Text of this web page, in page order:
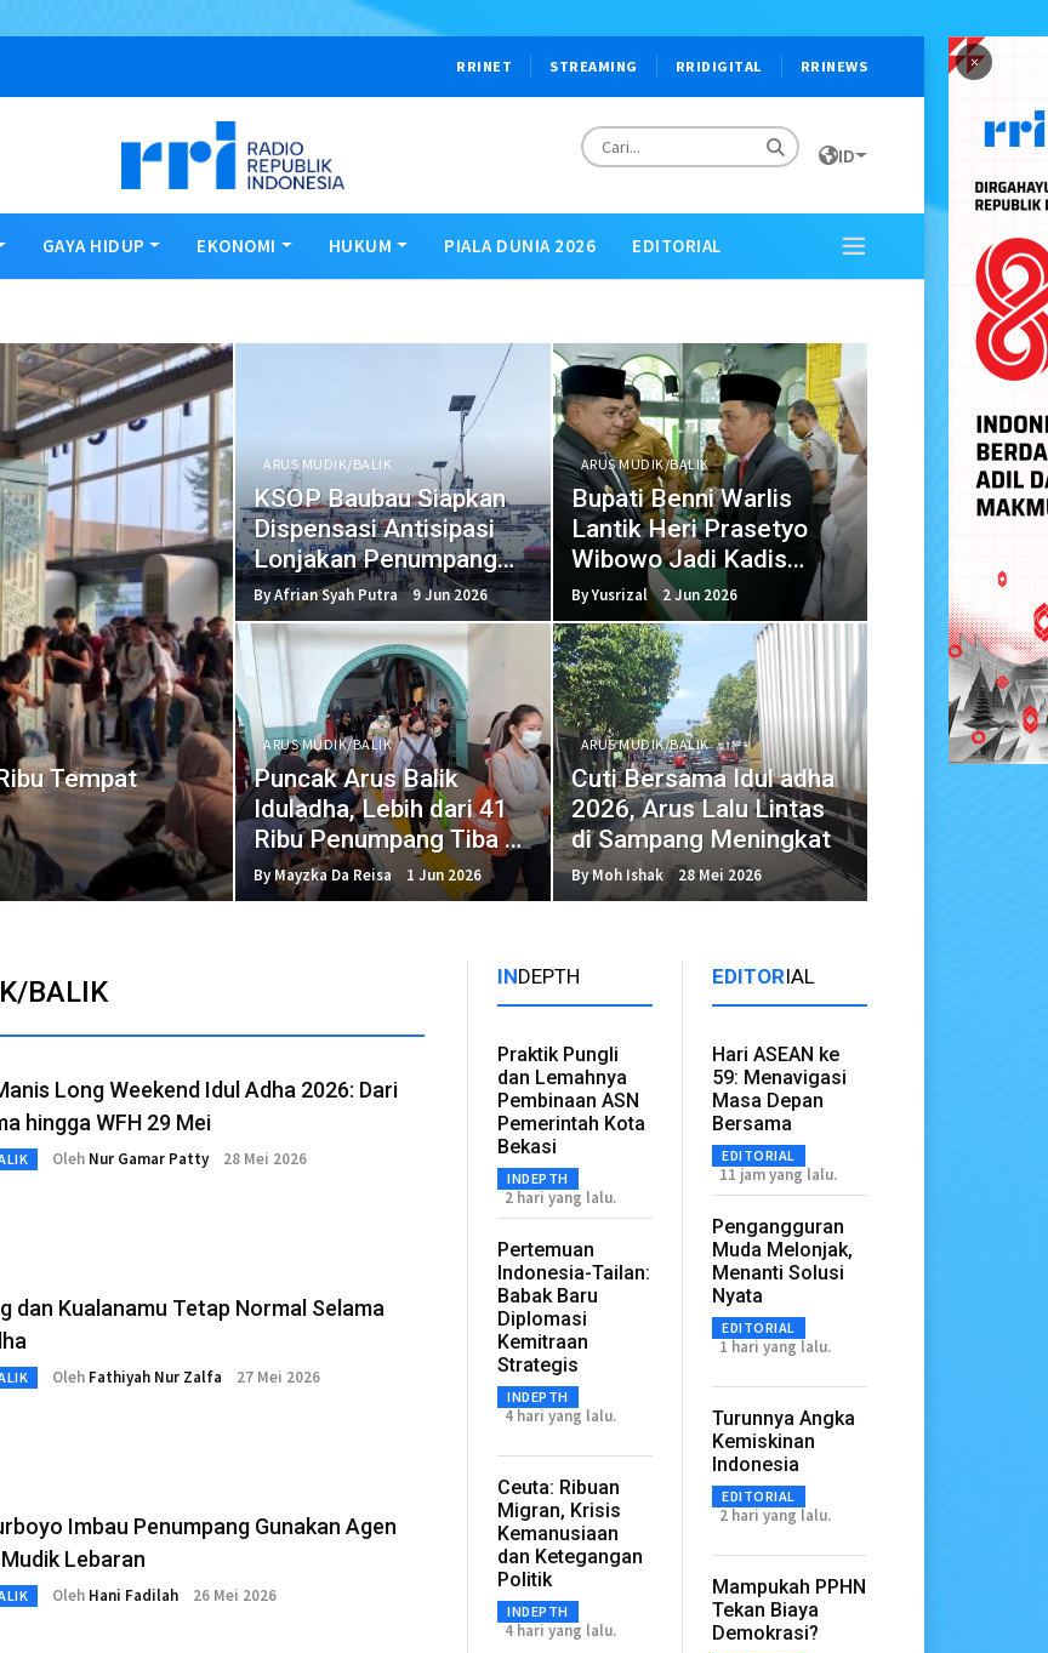
×
RRINET STREAMING RRIDIGITAL RRINEWS
ID
GAYA HIDUP EKONOMI HUKUM PIALA DUNIA 2026 EDITORIAL
Tempat
ARUS MUDIK/BALIK
KSOP Baubau Siapkan
Dispensasi Antisipasi
Lonjakan Penumpang
Liburan
By Afrian Syah Putra 9 Jun 2026
ARUS MUDIK/BALIK
Bupati Benni Warlis
Lantik Heri Prasetyo
Wibowo Jadi Kadis
Pertanian Agam
By Yusrizal 2 Jun 2026
ARUS MUDIK/BALIK
Puncak Arus Balik
Iduladha, Lebih dari 41
Ribu Penumpang Tiba di
Jakarta
By Mayzka Da Reisa 1 Jun 2026
ARUS MUDIK/BALIK
Cuti Bersama Idul adha
2026, Arus Lalu Lintas
di Sampang Meningkat
By Moh Ishak 28 Mei 2026
BALIK
Long Weekend Idul Adha 2026: Dari
hingga WFH 29 Mei
Oleh Nur Gamar Patty 28 Mei 2026
dan Kualanamu Tetap Normal Selama
Oleh Fathiyah Nur Zalfa 27 Mei 2026
Imbau Penumpang Gunakan Agen
Lebaran
Oleh Hani Fadilah 26 Mei 2026
INDEPTH
Praktik Pungli
dan Lemahnya
Pembinaan ASN
Pemerintah Kota
Bekasi
INDEPTH
2 hari yang lalu.
Pertemuan
Indonesia-Tailan:
Babak Baru
Diplomasi
Kemitraan
Strategis
INDEPTH
4 hari yang lalu.
Ceuta: Ribuan
Migran, Krisis
Kemanusiaan
dan Ketegangan
Politik
INDEPTH
4 hari yang lalu.
EDITORIAL
Hari ASEAN ke
59: Menavigasi
Masa Depan
Bersama
EDITORIAL
11 jam yang lalu.
Pengangguran
Muda Melonjak,
Menanti Solusi
Nyata
EDITORIAL
1 hari yang lalu.
Turunnya Angka
Kemiskinan
Indonesia
EDITORIAL
2 hari yang lalu.
Mampukah PPHN
Tekan Biaya
Demokrasi?